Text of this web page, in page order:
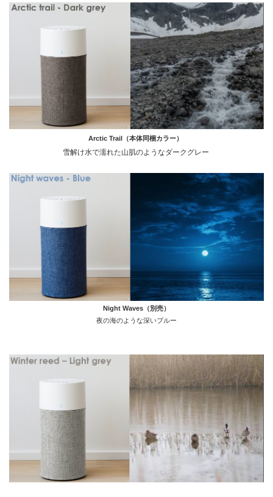
Arctic Trail（本体同梱カラー）
雪解け水で濡れた山肌のようなダークグレー
Night Waves（別売）
夜の海のような深いブルー